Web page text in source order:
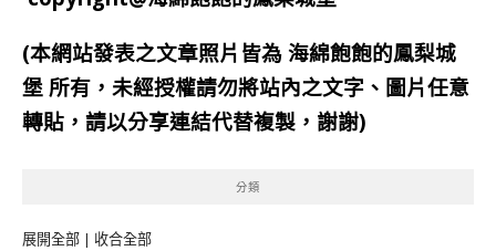
(本網站發表之文章照片皆為 海綿飽飽的鳳梨城
堡 所有，未經授權請勿將站內之文字、圖片任意
轉貼，請以分享連結代替複製，謝謝)
分類
展開全部 | 收合全部